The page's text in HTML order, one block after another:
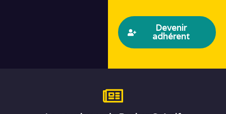
Devenir
adhérent